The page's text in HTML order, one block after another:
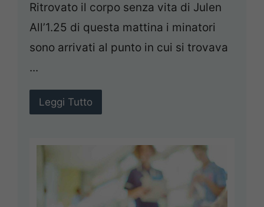
Ritrovato il corpo senza vita di Julen
All’1.25 di questa mattina i minatori
sono arrivati al punto in cui si trovava
...
Leggi Tutto